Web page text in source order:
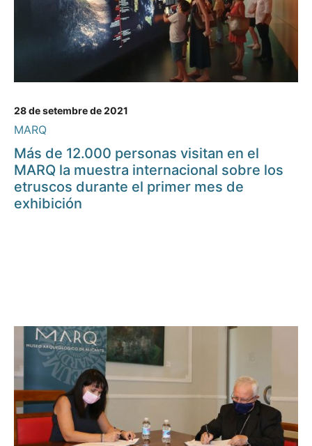
28 de setembre de 2021
MARQ
Más de 12.000 personas visitan en el
MARQ la muestra internacional sobre los
etruscos durante el primer mes de
exhibición